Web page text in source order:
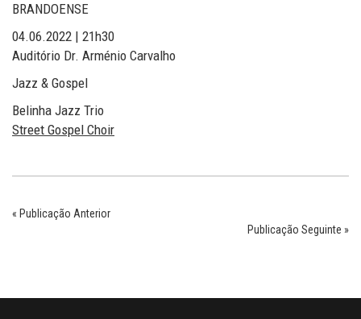
BRANDOENSE
04.06.2022 | 21h30
Auditório Dr. Arménio Carvalho
Jazz & Gospel
Belinha Jazz Trio
Street Gospel Choir
« Publicação Anterior
Publicação Seguinte »